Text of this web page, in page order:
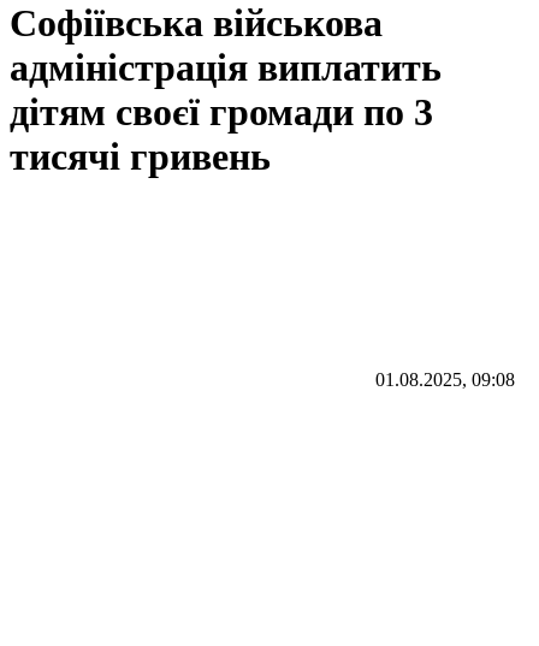
Софіївська військова
адміністрація виплатить
дітям своєї громади по 3
тисячі гривень
01.08.2025, 09:08